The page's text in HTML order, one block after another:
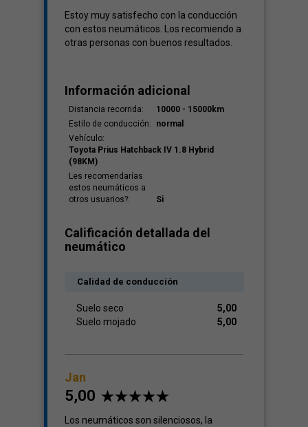
Estoy muy satisfecho con la conducción
con estos neumáticos. Los recomiendo a
otras personas con buenos resultados.
Información adicional
Distancia recorrida:
10000 - 15000km
Estilo de conducción:
normal
Vehículo:
Toyota Prius Hatchback IV 1.8 Hybrid
(98KM)
Les recomendarías
estos neumáticos a
otros usuarios?:
Si
Calificación detallada del
neumático
Calidad de conducción
Suelo seco
5,00
Suelo mojado
5,00
Jan
5,00
Los neumáticos son silenciosos, la